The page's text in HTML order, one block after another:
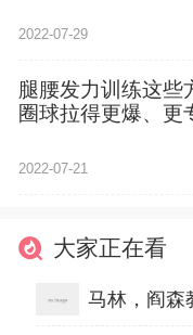
2022-07-29
腿腰发力训练这些
圈球拉得更爆、更
2022-07-21
大家正在看
马林，阎森